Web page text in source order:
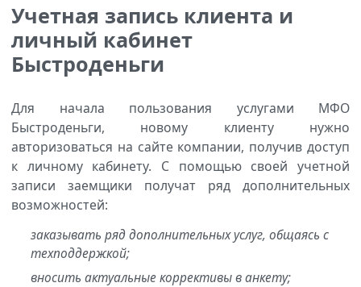
Учетная запись клиента и
личный кабинет
Быстроденьги
Для начала пользования услугами МФО
Быстроденьги, новому клиенту нужно
авторизоваться на сайте компании, получив доступ
к личному кабинету. С помощью своей учетной
записи заемщики получат ряд дополнительных
возможностей:
заказывать ряд дополнительных услуг, общаясь с
техподдержкой;
вносить актуальные коррективы в анкету;